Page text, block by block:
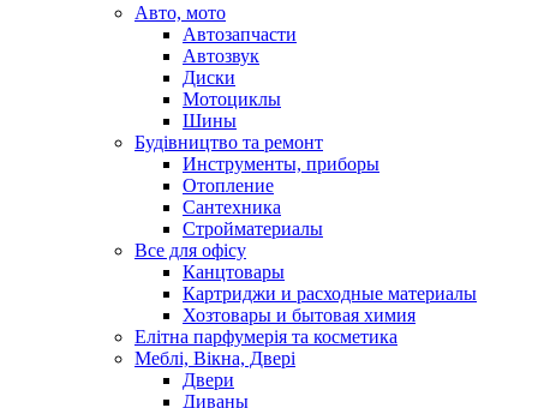
Авто, мото
Автозапчасти
Автозвук
Диски
Мотоциклы
Шины
Будівництво та ремонт
Инструменты, приборы
Отопление
Сантехника
Стройматериалы
Все для офісу
Канцтовары
Картриджи и расходные материалы
Хозтовары и бытовая химия
Елітна парфумерія та косметика
Меблі, Вікна, Двері
Двери
Диваны